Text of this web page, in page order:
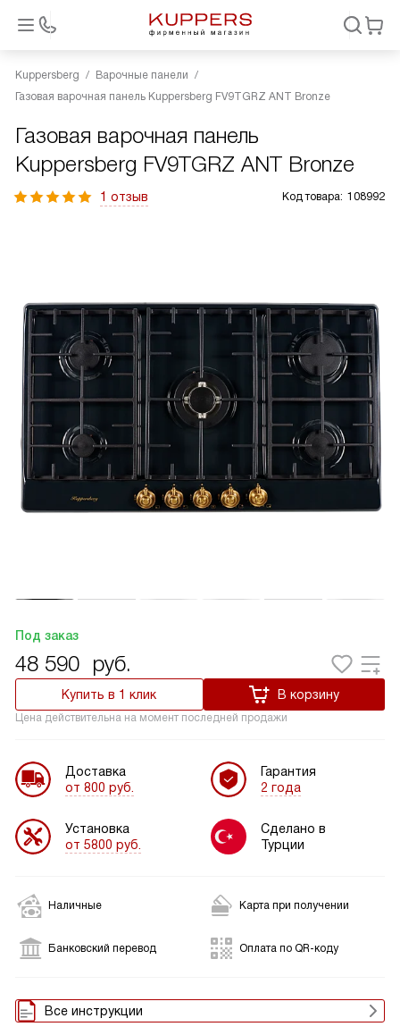
Kuppersberg
Варочные панели
Газовая варочная панель Kuppersberg FV9TGRZ ANT Bronze
Газовая варочная панель
Kuppersberg FV9TGRZ ANT Bronze
1 отзыв Код товара: 108992
Под заказ
48 590 руб.
Купить в 1 клик В корзину
Цена действительна на момент последней продажи
Доставка
от 800 руб.
Установка
от 5800 руб.
Гарантия
2 года
Сделано в
Турции
Наличные Карта при получении
Банковский перевод Оплата по QR-коду
Все инструкции